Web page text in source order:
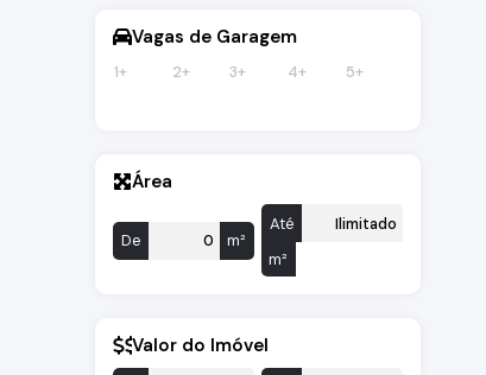
Vagas de Garagem
1+ 2+ 3+ 4+ 5+
Área
De m²
Até
m²
Valor do Imóvel